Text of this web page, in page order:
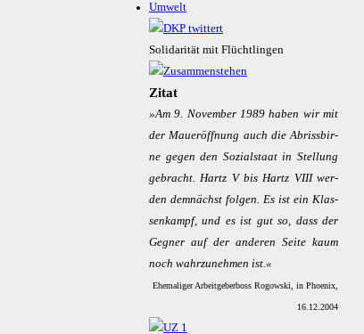
Umwelt
Solidarität mit Flüchtlingen
Zitat
»Am 9. No­vem­ber 1989 ha­ben wir mit
der Mau­er­öff­nung auch die Ab­riss­bir­
ne ge­gen den So­zi­al­staat in Stel­lung
ge­bracht. Hartz V bis Hartz VIII wer­
den dem­nächst fol­gen. Es ist ein Klas­
sen­kampf, und es ist gut so, dass der
Geg­ner auf der an­de­ren Sei­te kaum
noch wahr­zu­neh­men ist.«
Ehemaliger Arbeitgeberboss Rogowski, in Phoenix,
16.12.2004